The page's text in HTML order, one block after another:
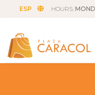
ESP HOURS: